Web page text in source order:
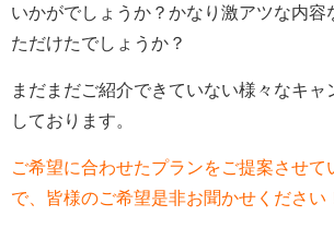
いかがでしょうか？かなり激アツな内容
ただけたでしょうか？
まだまだご紹介できていない様々なキャ
しております。
ご希望に合わせたプランをご提案させて
で、皆様のご希望是非お聞かせください